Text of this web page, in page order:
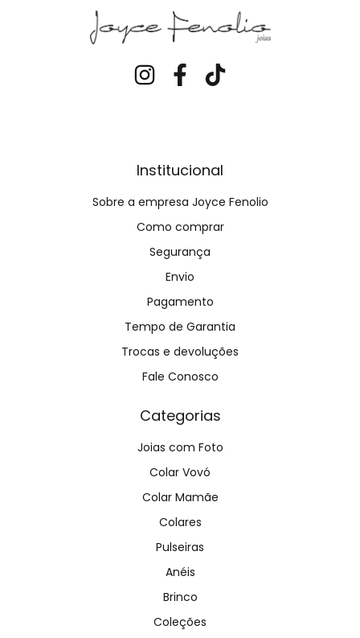
Institucional
Sobre a empresa Joyce Fenolio
Como comprar
Segurança
Envio
Pagamento
Tempo de Garantia
Trocas e devoluções
Fale Conosco
Categorias
Joias com Foto
Colar Vovó
Colar Mamãe
Colares
Pulseiras
Anéis
Brinco
Coleções